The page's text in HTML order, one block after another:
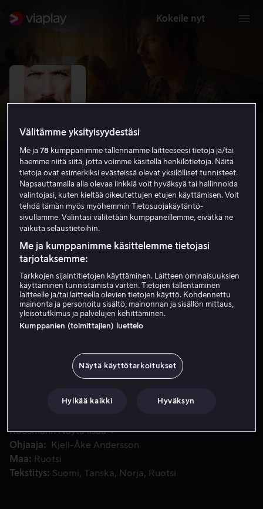
Kokeile nyt
Nobody Owns Me
6.8 Draama 2013
HD
Tilaa nyt
Nobody Owns Me on koskettava mutta lämmin ja
Nobody Owns Me on koskettava mutta lämmin ja
alkoholisti-isäänsä kohtaan. Se on myös kuvaus 1970-
luvun Ruotsista ja työväenluokan hupenevista ihanteista.
Mikael Persbrandt Sandra Andreis
Roosmann Näytä lisää
Ohjaaja
Kjell-Åke Andersson
Maa
Ruotsi
Tekstitys
Suomi Tanska Norja Ruotsi
Välitämme yksityisyydestäsi
Me ja78 kumppanimme tallennamme laitteeseesi tietoja ja/tai
haemme niitä siitä, jotta voimme käsitellä henkilötietoja. Näitä
tietoja ovat esimerkiksi evästeissä olevat yksilölliset tunnisteet.
Napsauttamalla alla olevaa linkkiä voit hyväksyä tai hallinnoida
valintojasi, kuten kieltää oikeutettujen etujen käyttämisen. Voit
tehdä tämän myös myöhemmin Tietosuojakäytäntö-
sivullamme. Valintasi välitetään kumppaneillemme, eivätkä ne
vaikuta selaustietoihin.
Me ja kumppanimme käsittelemme tietojasi
tarjotaksemme:
Tarkkojen sijaintitietojen käyttäminen. Laitteen ominaisuuksien
käyttäminen tunnistamista varten. Tietojen tallentaminen
laitteelle ja/tai laitteella olevien tietojen käyttö. Kohdennettu
mainonta ja personoitu sisältö, mainonnan ja sisällön mittaus,
yleisötutkimus ja palvelujen kehittäminen.
Kumppanien (toimittajien) luettelo
Näytä käyttötarkoitukset
Hylkää kaikki Hyväksyn